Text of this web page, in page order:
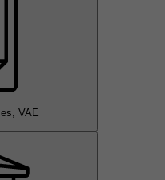
VAE